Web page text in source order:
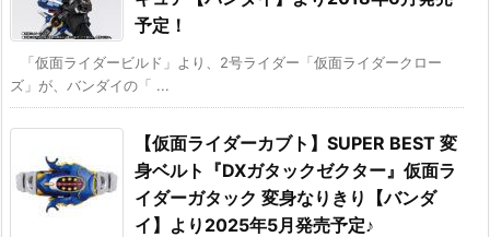
予定！
「仮面ライダービルド」より、2号ライダー「仮面ライダークロー
ズ」が、バンダイの「 ...
【仮面ライダーカブト】SUPER BEST 変
身ベルト『DXガタックゼクター』仮面ラ
イダーガタック 変身なりきり【バンダ
イ】より2025年5月発売予定♪